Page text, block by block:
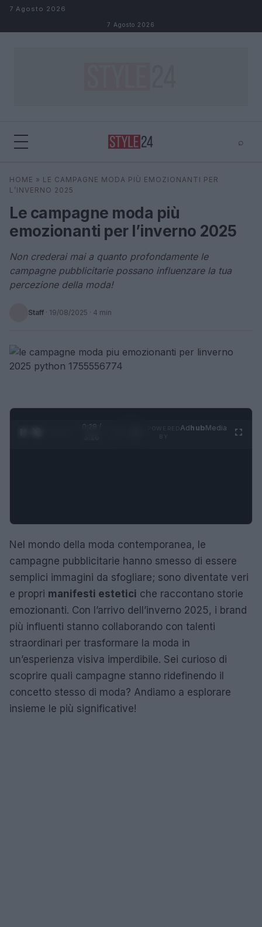
Salta al contenuto
7 Agosto 2026
7 Agosto 2026
⌕
Cerca
HOME » LE CAMPAGNE MODA PIÙ EMOZIONANTI PER
L’INVERNO 2025
Le campagne moda più
emozionanti per l’inverno 2025
Non crederai mai a quanto profondamente le
campagne pubblicitarie possano influenzare la tua
percezione della moda!
Staff · 19/08/2025 · 4 min
0:29 /
AdhubMedia
Nel mondo della moda contemporanea, le
campagne pubblicitarie hanno smesso di essere
semplici immagini da sfogliare; sono diventate veri
e propri manifesti estetici che raccontano storie
emozionanti. Con l’arrivo dell’inverno 2025, i brand
più influenti stanno collaborando con talenti
straordinari per trasformare la moda in
un’esperienza visiva imperdibile. Sei curioso di
scoprire quali campagne stanno ridefinendo il
concetto stesso di moda? Andiamo a esplorare
insieme le più significative!